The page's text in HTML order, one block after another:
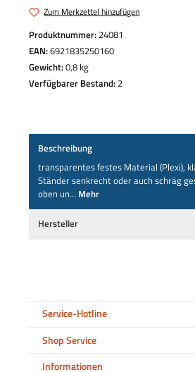
Zum Merkzettel hinzufügen
Produktnummer:24081
EAN:6921835250160
Gewicht:0,8 kg
Verfügbarer Bestand:2
Beschreibung
transparentes festes Material (Plexi),
Ständer senkrecht oder auch schräg
oben un… Mehr
Hersteller
Service-Hotline
Shop Service
Informationen